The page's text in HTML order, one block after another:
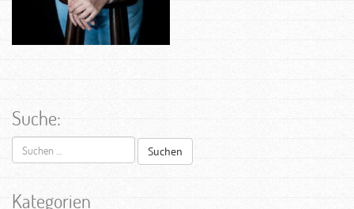
Suche:
Suchen
nach:
Kategorien